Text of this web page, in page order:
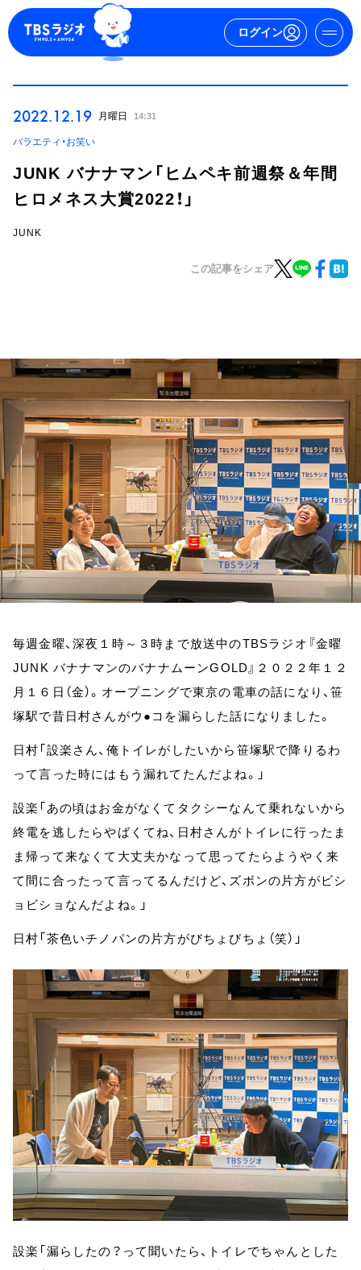
ログイン
ログイン
お知らせ
YouTube
会社情報
2022.12.19 月曜日 14:31
バラエティ・お笑い
JUNK バナナマン「ヒムペキ前週祭＆年間
ヒロメネス大賞2022！」
JUNK
この記事をシェア
毎週金曜、深夜１時～３時まで放送中のTBSラジオ『金曜
JUNK バナナマンのバナナムーンGOLD』２０２２年１２
月１６日（金）。オープニングで東京の電車の話になり、笹
塚駅で昔日村さんがウ●コを漏らした話になりました。
日村「設楽さん、俺トイレがしたいから笹塚駅で降りるわ
って言った時にはもう漏れてたんだよね。」
設楽「あの頃はお金がなくてタクシーなんて乗れないから
終電を逃したらやばくてね、日村さんがトイレに行ったま
ま帰って来なくて大丈夫かなって思ってたらようやく来
て間に合ったって言ってるんだけど、ズボンの片方がビシ
ョビショなんだよね。」
日村「茶色いチノパンの片方がびちょびちょ（笑）」
設楽「漏らしたの？って聞いたら、トイレでちゃんとした